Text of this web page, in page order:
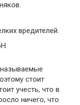
вредителей.
стоит
учесть, что в
ничего, что